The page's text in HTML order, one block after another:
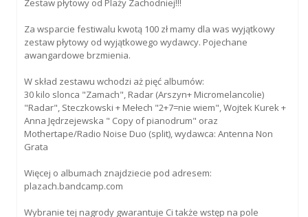
Zestaw płytowy od Plaży Zachodniej!!!
Za wsparcie festiwalu kwotą 100 zł mamy dla was wyjątkowy
zestaw płytowy od wyjątkowego wydawcy. Pojechane
awangardowe brzmienia.
W skład zestawu wchodzi aż pięć albumów:
30 kilo slonca "Zamach", Radar (Arszyn+ Micromelancolie)
"Radar", Steczkowski + Mełech "2+7=nie wiem", Wojtek Kurek +
Anna Jędrzejewska " Copy of pianodrum" oraz
Mothertape/Radio Noise Duo (split), wydawca: Antenna Non
Grata
Więcej o albumach znajdziecie pod adresem:
plazach.bandcamp.com
Wybranie tej nagrody gwarantuje Ci także wstęp na pole